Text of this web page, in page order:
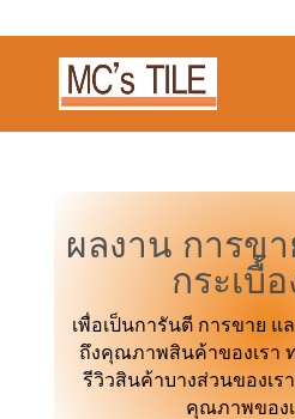
ผลงาน การข
กระเบื้
เพื่อเป็นการันตี การขาย แ
ถึงคุณภาพสินค้าของเรา ท
รีวิวสินค้าบางส่วนของเร
คุณภาพของ